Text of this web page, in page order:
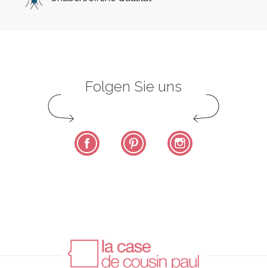
Folgen Sie uns
Facebook Pinterest